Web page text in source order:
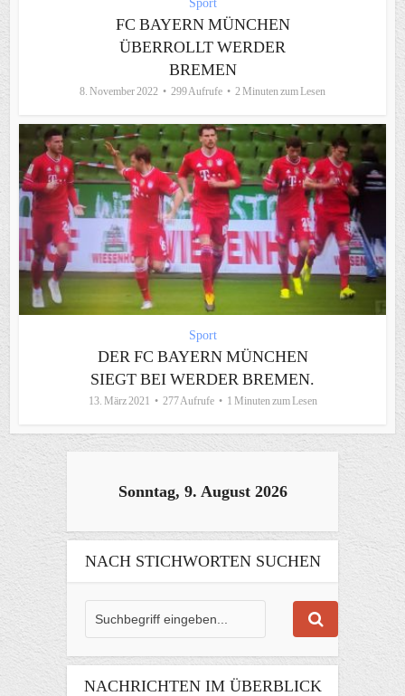
Sport
FC BAYERN MÜNCHEN
ÜBERROLLT WERDER
BREMEN
8. November 2022 299 Aufrufe 2 Minuten zum Lesen
Sport
DER FC BAYERN MÜNCHEN
SIEGT BEI WERDER BREMEN.
13. März 2021 277 Aufrufe 1 Minuten zum Lesen
Sonntag, 9. August 2026
NACH STICHWORTEN SUCHEN
NACHRICHTEN IM ÜBERBLICK